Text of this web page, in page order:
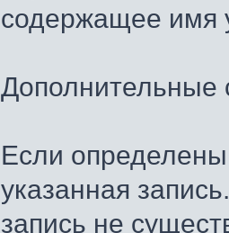
содержащее имя
Дополнительные
Если определены
указанная
запись не